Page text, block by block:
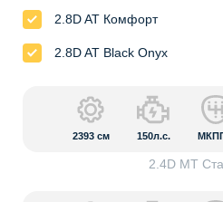
2.8D AT Комфорт
2.8D AT Black Onyx
2393 см 150л.с.
2.4D MT